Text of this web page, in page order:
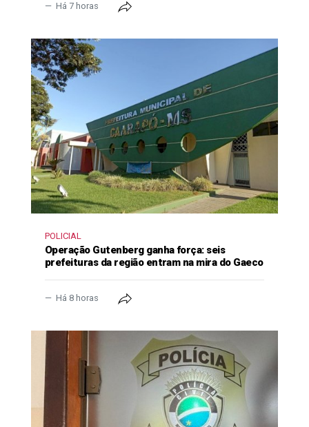
Há 7 horas
POLICIAL
Operação Gutenberg ganha força: seis
prefeituras da região entram na mira do Gaeco
Há 8 horas